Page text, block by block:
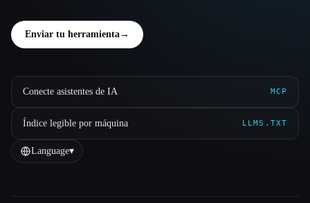
Enviar tu herramienta→
Conecte asistentes de IA MCP
Índice legible por máquina LLMS.TXT
Language▾